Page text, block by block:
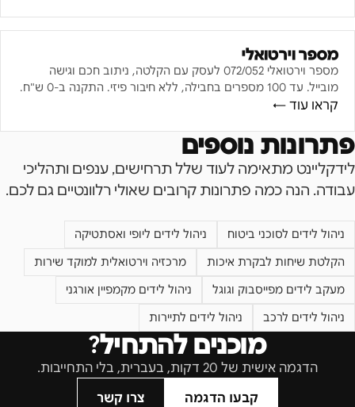
מספר וירטואלי
מספר וירטואלי 072/052 לעסק עם הקלטה, ניתוב חכם וגישה
מובייל. עד 100 מספרים בחבילה, ללא חיבור פיזי. התקנה ב-0 ש"ח.
קראו עוד ←
פתרונות נוספים
לידקליינט מתאימה לעוד שלל תרחישים, ענפים ותהליכי
עבודה. הנה כמה פתרונות קרובים שאולי רלוונטיים גם לכם.
ניהול לידים לסוכני ביטוח
ניהול לידים ליופי ואסתטיקה
הקלטת שיחות לבקרת איכות
מרכזיה וירטואלית למוקד שירות
מעקב לידים מפייסבוק וגוגל
ניהול לידים מקמפיין אורגני
ניהול לידים לרכב
ניהול לידים לתיירות
מוכנים להתחיל?
הדגמה אישית של 20 דקות, בעברית, בלי התחייבות.
קבעו הדגמה
צרו קשר